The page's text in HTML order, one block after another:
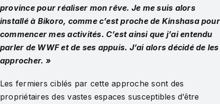
province pour réaliser mon rêve. Je me suis alors
installé à Bikoro, comme c’est proche de Kinshasa pour
commencer mes activités. C’est ainsi que j’ai entendu
parler de WWF et de ses appuis. J’ai alors décidé de les
approcher. »
Les fermiers ciblés par cette approche sont des
propriétaires des vastes espaces susceptibles d’être